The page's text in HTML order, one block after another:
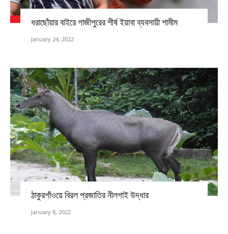
ধরাছোঁয়ার বাইরে গাজীপুরের শীর্ষ ইয়াবা ব্যবসায়ী শামীম
January 24, 2022
ঠাকুরগাঁওয়ে বিরল প্রজাতির নীলগাই উদ্ধার
January 8, 2022